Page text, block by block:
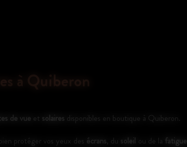
à Quiberon
de vue et solaires disponibles en boutique à Quiberon.
protéger vos yeux des écrans, du soleil ou de la fatigue